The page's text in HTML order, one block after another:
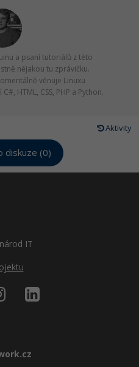
a psaní tutoriálů z této
nějakou tu zprávičku.
věnuje Linuxu
HTML, CSS, PHP a Python.
Aktivity
diskuze (0)
IT